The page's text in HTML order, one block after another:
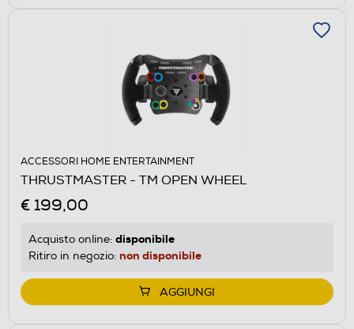
ACCESSORI HOME ENTERTAINMENT
THRUSTMASTER - TM OPEN WHEEL
€ 199,00
Acquisto online: disponibile
Ritiro in negozio: non disponibile
AGGIUNGI